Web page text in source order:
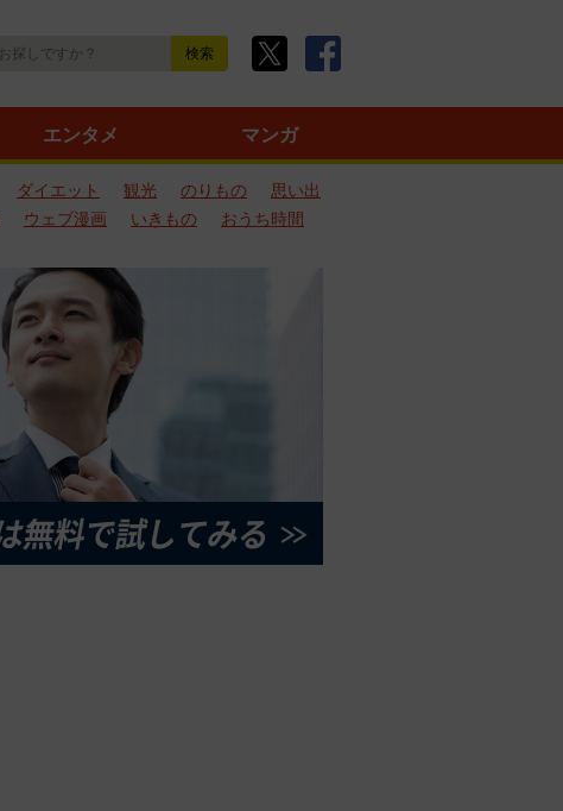
エンタメ マンガ
ダイエット 観光 のりもの
思い出
ウェブ漫画 いきもの
おうち時間